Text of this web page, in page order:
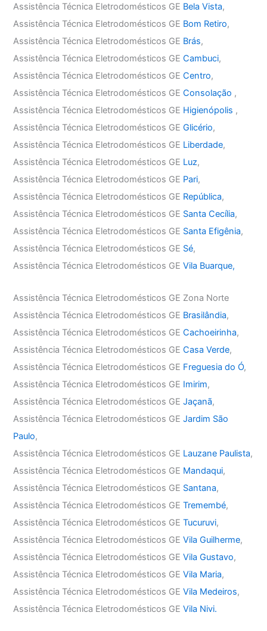
Assistência Técnica Eletrodomésticos GE Bela Vista,
Assistência Técnica Eletrodomésticos GE Bom Retiro,
Assistência Técnica Eletrodomésticos GE Brás,
Assistência Técnica Eletrodomésticos GECambuci,
Assistência Técnica Eletrodomésticos GECentro,
Assistência Técnica Eletrodomésticos GEConsolação ,
Assistência Técnica Eletrodomésticos GE Higienópolis ,
Assistência Técnica Eletrodomésticos GEGlicério,
Assistência Técnica Eletrodomésticos GE Liberdade,
Assistência Técnica Eletrodomésticos GE Luz,
Assistência Técnica Eletrodomésticos GE Pari,
Assistência Técnica Eletrodomésticos GE República,
Assistência Técnica Eletrodomésticos GE Santa Cecília,
Assistência Técnica Eletrodomésticos GE Santa Efigênia,
Assistência Técnica Eletrodomésticos GE Sé,
Assistência Técnica Eletrodomésticos GEVila Buarque,
Assistência Técnica Eletrodomésticos GE Zona Norte
Assistência Técnica Eletrodomésticos GE Brasilândia,
Assistência Técnica Eletrodomésticos GECachoeirinha,
Assistência Técnica Eletrodomésticos GECasa Verde,
Assistência Técnica Eletrodomésticos GE Freguesia do Ó,
Assistência Técnica Eletrodomésticos GE Imirim,
Assistência Técnica Eletrodomésticos GEJaçanã,
Assistência Técnica Eletrodomésticos GEJardim São
Paulo,
Assistência Técnica Eletrodomésticos GE Lauzane Paulista,
Assistência Técnica Eletrodomésticos GE Mandaqui,
Assistência Técnica Eletrodomésticos GE Santana,
Assistência Técnica Eletrodomésticos GETremembé,
Assistência Técnica Eletrodomésticos GETucuruvi,
Assistência Técnica Eletrodomésticos GEVila Guilherme,
Assistência Técnica Eletrodomésticos GEVila Gustavo,
Assistência Técnica Eletrodomésticos GEVila Maria,
Assistência Técnica Eletrodomésticos GEVila Medeiros,
Assistência Técnica Eletrodomésticos GEVila Nivi.